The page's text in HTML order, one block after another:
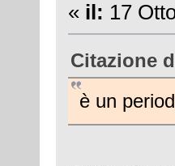
« il: 17
Citazione
è un